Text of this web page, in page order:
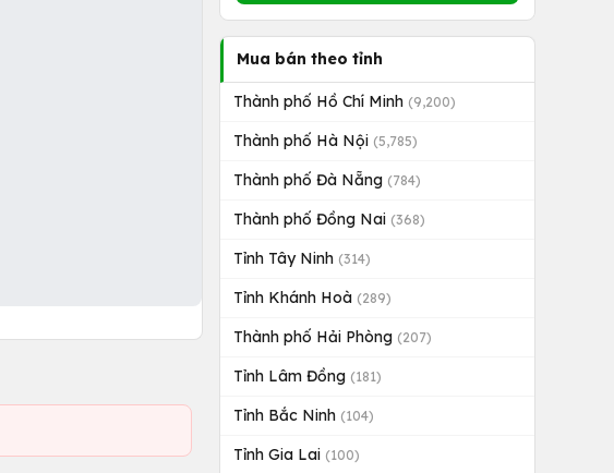
Mua bán theo tỉnh
Thành phố Hồ Chí Minh (9,200)
Thành phố Hà Nội (5,785)
Thành phố Đà Nẵng (784)
Thành phố Đồng Nai (368)
Tỉnh Tây Ninh (314)
Tỉnh Khánh Hoà (289)
Thành phố Hải Phòng (207)
Tỉnh Lâm Đồng (181)
Tỉnh Bắc Ninh (104)
Tỉnh Gia Lai (100)